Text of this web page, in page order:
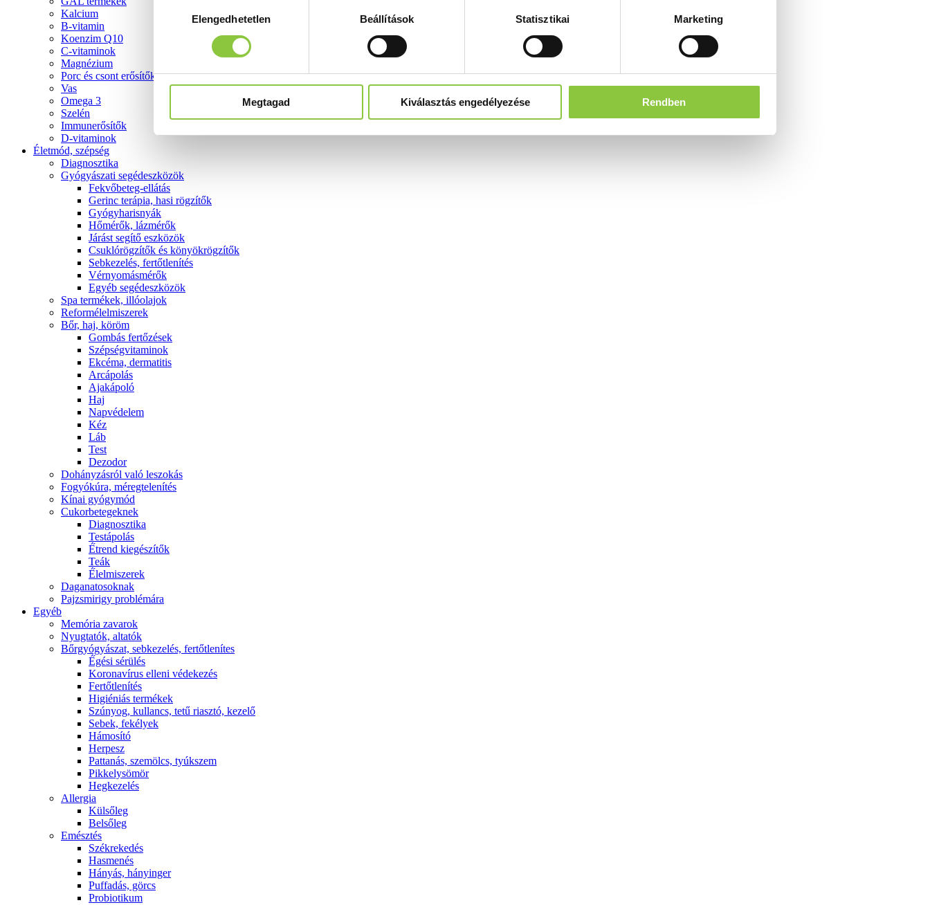
kiválasztásaElengedhetetlen Beállítások Statisztikai Marketing
Megtagad Kiválasztás engedélyezése Rendben
Kalcium
B-vitamin
Koenzim Q10
C-vitaminok
Magnézium
Porc és csont erősítők
Vas
Omega 3
Szelén
Immunerősítők
D-vitaminok
Életmód, szépség
Diagnosztika
Gyógyászati segédeszközök
Fekvőbeteg-ellátás
Gerinc terápia, hasi rögzítők
Gyógyharisnyák
Hőmérők, lázmérők
Járást segítő eszközök
Csuklórögzítők és könyökrögzítők
Sebkezelés, fertőtlenítés
Vérnyomásmérők
Egyéb segédeszközök
Spa termékek, illóolajok
Reformélelmiszerek
Bőr, haj, köröm
Gombás fertőzések
Szépségvitaminok
Ekcéma, dermatitis
Arcápolás
Ajakápoló
Haj
Napvédelem
Kéz
Láb
Test
Dezodor
Dohányzásról való leszokás
Fogyókúra, méregtelenítés
Kínai gyógymód
Cukorbetegeknek
Diagnosztika
Testápolás
É́trend kiegészítők
Teák
É́lelmiszerek
Daganatosoknak
Pajzsmirigy problémára
Egyéb
Memória zavarok
Nyugtatók, altatók
Bőrgyógyászat, sebkezelés, fertőtlenítes
É́gési sérülés
Koronavírus elleni védekezés
Fertőtlenítés
Higiéniás termékek
Szúnyog, kullancs, tetű riasztó, kezelő
Sebek, fekélyek
Hámosító
Herpesz
Pattanás, szemölcs, tyúkszem
Pikkelysömör
Hegkezelés
Allergia
Külsőleg
Belsőleg
Emésztés
Székrekedés
Hasmenés
Hányás, hányinger
Puffadás, görcs
Probiotikum